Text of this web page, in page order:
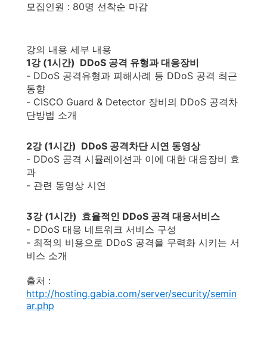
모집인원 : 80명 선착순 마감
강의 내용 세부 내용
1강 (1시간) DDoS 공격 유형과 대응장비
- DDoS 공격유형과 피해사례 등 DDoS 공격 최근
동향
- CISCO Guard & Detector 장비의 DDoS 공격차
단방법 소개
2강 (1시간) DDoS 공격차단 시연 동영상
- DDoS 공격 시뮬레이션과 이에 대한 대응장비 효
과
- 관련 동영상 시연
3강 (1시간) 효율적인 DDoS 공격 대응서비스
- DDoS 대응 네트워크 서비스 구성
- 최적의 비용으로 DDoS 공격을 무력화 시키는 서
비스 소개
출처 :
http://hosting.gabia.com/server/security/semin
ar.php